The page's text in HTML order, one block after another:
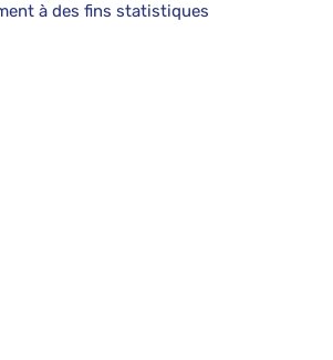
à des fins statistiques